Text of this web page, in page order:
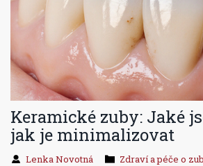
Keramické zuby: Jaké
jak je minimalizovat
Lenka Novotná Zdraví a péče o